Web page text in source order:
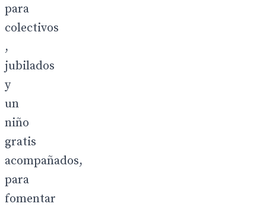
para
colectivos
,
jubilados
y
un
niño
gratis
acompañados,
para
fomentar